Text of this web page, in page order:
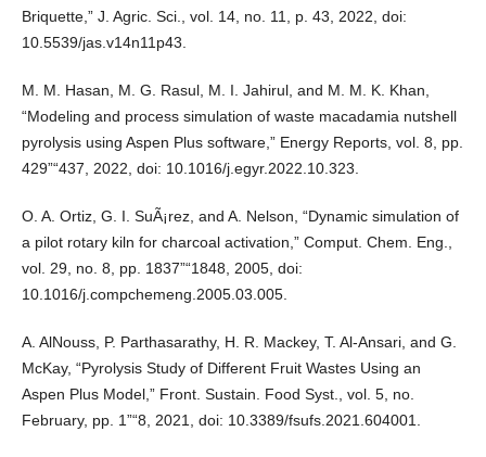
Briquette,” J. Agric. Sci., vol. 14, no. 11, p. 43, 2022, doi:
10.5539/jas.v14n11p43.
M. M. Hasan, M. G. Rasul, M. I. Jahirul, and M. M. K. Khan,
“Modeling and process simulation of waste macadamia nutshell
pyrolysis using Aspen Plus software,” Energy Reports, vol. 8, pp.
429”“437, 2022, doi: 10.1016/j.egyr.2022.10.323.
O. A. Ortiz, G. I. SuÃ¡rez, and A. Nelson, “Dynamic simulation of
a pilot rotary kiln for charcoal activation,” Comput. Chem. Eng.,
vol. 29, no. 8, pp. 1837”“1848, 2005, doi:
10.1016/j.compchemeng.2005.03.005.
A. AlNouss, P. Parthasarathy, H. R. Mackey, T. Al-Ansari, and G.
McKay, “Pyrolysis Study of Different Fruit Wastes Using an
Aspen Plus Model,” Front. Sustain. Food Syst., vol. 5, no.
February, pp. 1”“8, 2021, doi: 10.3389/fsufs.2021.604001.